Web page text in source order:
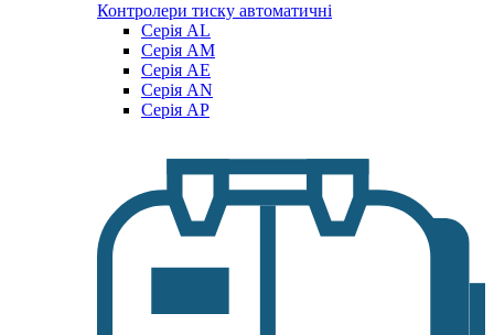
Контролери тиску автоматичні
Cерія AL
Cерія AM
Серія AE
Серія AN
Серія AP